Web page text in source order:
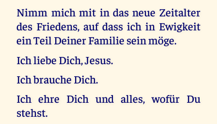
Nimm mich mit in das neue Zeitalter
des Friedens, auf dass ich in Ewigkeit
ein Teil Deiner Familie sein möge.
Ich liebe Dich, Jesus.
Ich brauche Dich.
Ich ehre Dich und alles, wofür Du
stehst.